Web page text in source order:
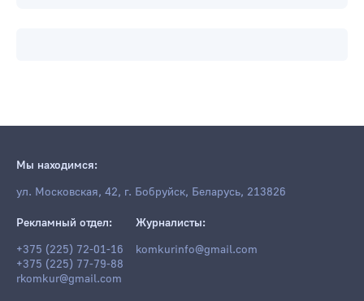
Мы находимся:
ул. Московская, 42, г. Бобруйск, Беларусь, 213826
Рекламный отдел:
+375 (225) 72-01-16
+375 (225) 77-79-88
rkomkur@gmail.com
Журналисты:
komkurinfo@gmail.com